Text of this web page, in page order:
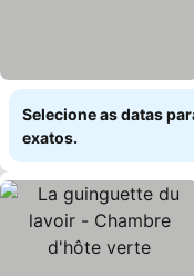
Selecione as datas
exatos.